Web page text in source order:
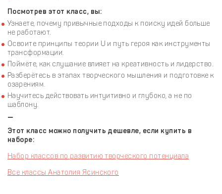
Посмотрев этот класс, вы:
Узнаете, почему привычные подходы к поиску идей больше
не работают.
Освоите принципы теории U и путь героя как инструменты
трансформации.
Поймёте, как слушание влияет на креативность и лидерство.
Разберётесь в этапах творческого мышления и подготовке к
озарениям.
Научитесь действовать интуитивно и глубоко, а не по
шаблону.
—
Этот класс можно получить дешевле, если купить в
наборе:
Набор классов по развитию творческого потенциала
Все классы Анатолия Ясинского